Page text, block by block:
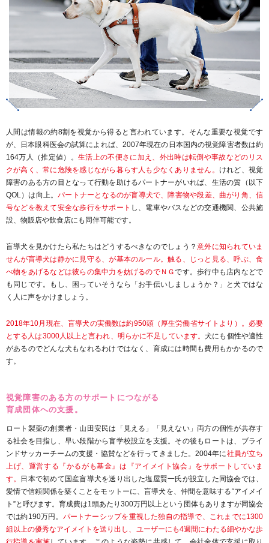
人間は情報の約8割を視覚から得ると言われています。そんな重要な視覚です
が、日本眼科医会の試算によれば、2007年現在の日本国内の視覚障害者数は約
164万人（推定値）。 生活上の不便さに加え、外出時は転倒や事故などのリス
クが高く、常に危険を感じながら暮らす人も少なくありません。 けれど、視覚
障害のある方の目となって行動を助けるパートナーがいれば、生活の質（以下
QOL）は向上。パートナーとなるのが盲導犬で、障害物や段差、曲がり角、信
号などを教えて安全な歩行をサポート し、電車やバスなどの交通機関、公共施
設、物販店や飲食店にも同伴可能です。
盲導犬を見かけたら私たちはどうするべきなのでしょう？意外に知られていま
せんが盲導犬は静かに見守る、が基本のルール。触る、じっと見る、呼ぶ、食
べ物をあげるなどは彼らの集中力を妨げるのでＮＧです。歩行中も店内などで
も同じです。もし、困っていそうなら「お手伝いしましょうか？」と犬ではな
く人に声をかけましょう。
2018年10月現在、盲導犬の実働数は約950頭（厚生労働省サイトより）。必要
とする人は3000人以上と言われ、明らかに不足しています。犬にも個性や適性
があるのでどんな犬もなれるわけではなく、育成には時間も費用もかかるので
す。
視覚障害のある方のサポートにつながる
育成団体への支援。
ロート製薬の創業者・山田安民は「見える」「見えない」両方の個性が共存す
る社会を目指し、早い段階から盲学校設立を支援。その後もロートは、ブライ
ンドサッカーチームの支援・協賛などを行ってきました。2004年に社員が立ち
上げ、運営する『かるがも基金』は『アイメイト協会』をサポートしていま
す。
日本で初めて国産盲導犬を送り出した塩屋賢一氏が設立した同協会では、
愛情で信頼関係を築くことをモットーに、盲導犬を、仲間を意味する“アイメイ
ト”と呼びます。育成費は1頭あたり300万円以上という団体もありますが同協会
では約190万円。 パートナーシップを重視した独自の指導で、これまでに1300
組以上の優秀なアイメイトを送り出し、ユーザーにも4週間にわたる細やかな歩